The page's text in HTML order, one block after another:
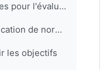
Lignes directrices pour l'évaluation des compétences pour la fourniture de services climatologiques (EN)
Guide sur l’application de normes d’enseignement et de formation professionnelle en météorologie et en hydrologie
les objectifs